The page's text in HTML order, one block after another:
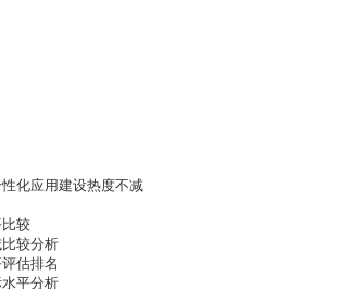
化应用建设热度不减
较
比较分析
估排名
水平分析